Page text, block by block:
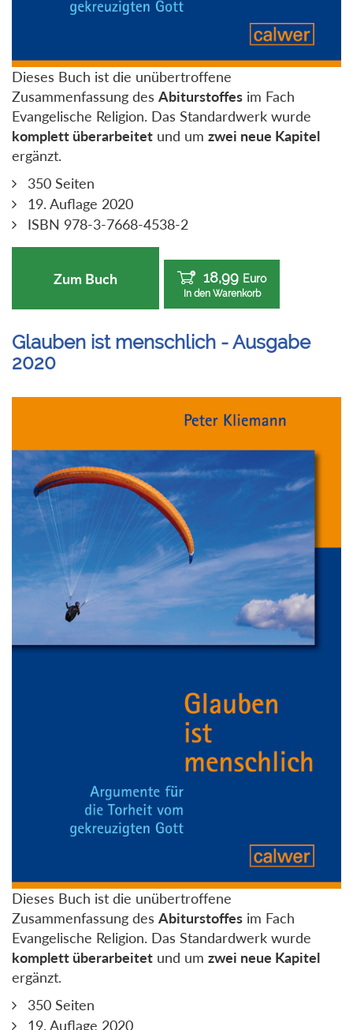
Dieses Buch ist die unübertroffene
Zusammenfassung des Abiturstoffes im Fach
Evangelische Religion. Das Standardwerk wurde
komplett überarbeitet und um zwei neue Kapitel
ergänzt.
350 Seiten
19. Auflage 2020
ISBN 978-3-7668-4538-2
Zum Buch 18,99 Euro
In den Warenkorb
Glauben ist menschlich - Ausgabe
2020
Dieses Buch ist die unübertroffene
Zusammenfassung des Abiturstoffes im Fach
Evangelische Religion. Das Standardwerk wurde
komplett überarbeitet und um zwei neue Kapitel
ergänzt.
350 Seiten
19. Auflage 2020